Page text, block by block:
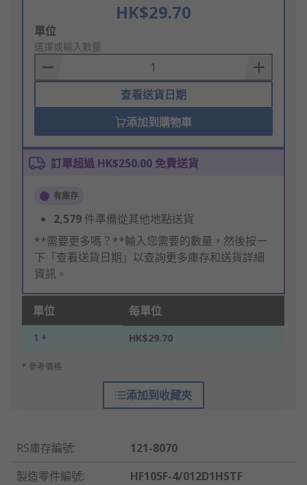
HK$29.70
Add
to
Basket
單位
選擇或輸入數量
查看送貨日期
添加到購物車
訂單超過 HK$250.00 免費送貨
有庫存
2,579 件準備從其他地點送貨
**需要更多嗎？**輸入您需要的數量，然後按一
下「查看送貨日期」以查詢更多庫存和送貨詳細
資訊。
單位 每單位
1 + HK$29.70
* 參考價格
添加到收藏夾
RS庫存編號:
121-8070
製造零件編號:
HF105F-4/012D1HSTF